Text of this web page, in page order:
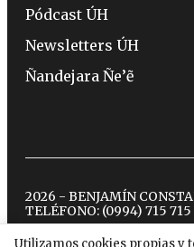
Utilizamos cookies propias y
Pódcast ÚH
Newsletters ÚH
Ñandejara Ñe’ẽ
2026 - BENJAMÍN
TELÉFONO: (0994) 715 715